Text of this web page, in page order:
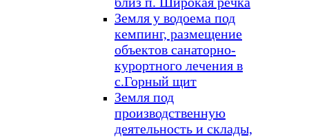
Земля у водоема под
кемпинг, размещение
объектов санаторно-
курортного лечения в
с.Горный щит
Земля под
производственную
деятельность и склады,